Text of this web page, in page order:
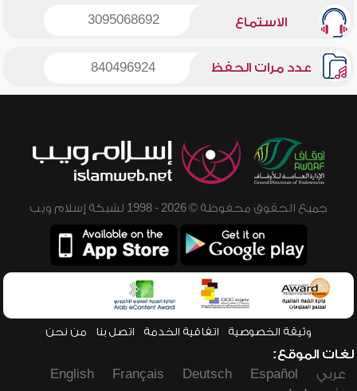
الاستماع 3095068692
عدد مرات الحفظ 840496924
جميع الحقوق محفوظة © 2026 - 1998 لشبكة إسلام ويب
وثيقة الخصوصية اتفاقية الخدمة اتصل بنا من نحن
لغات الموقع:
عربي
Español
Deutsch
Français
English